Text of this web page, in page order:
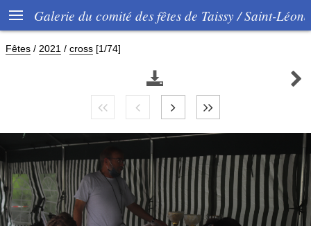
 Galerie du comité des fêtes de Taissy / Saint-
Fêtes / 2021 / cross [1/74]
 